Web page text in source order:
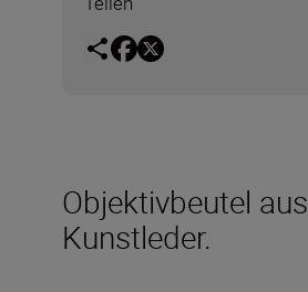
Objektivbeutel aus
Kunstleder.